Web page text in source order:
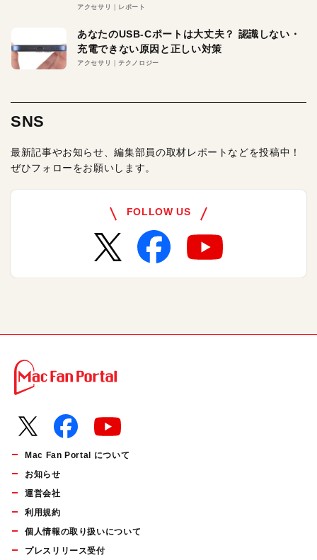
アクセサリ レポート
あなたのUSB-Cポートは大丈夫？ 認識しない・
充電できない原因と正しい対策
アクセサリ テクノロジー
SNS
最新記事やお知らせ、編集部員の取材レポートなどを投稿中！
ぜひフォローをお願いします。
FOLLOW US
Mac Fan Portal について
お知らせ
運営会社
利用規約
個人情報の取り扱いについて
プレスリリース受付